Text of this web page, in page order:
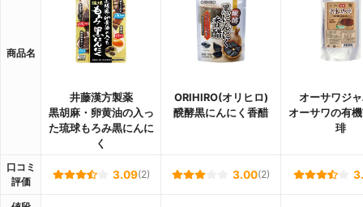
商品名
井藤漢方製薬
黒胡麻・卵黄油の入っ
た琉球もろみ黒にんに
く
ORIHIRO(オリヒロ)
醗酵黒にんにく香醋
オーサワジ
オーサワの有
琲
口コミ
評価
3.09(2) 3.00(2)